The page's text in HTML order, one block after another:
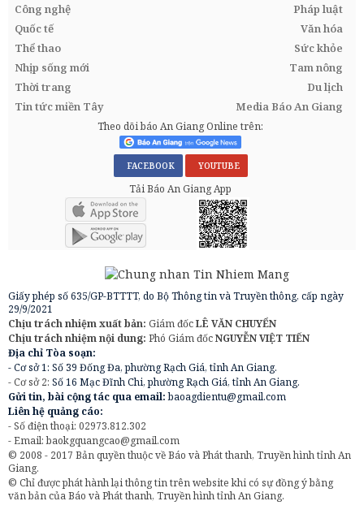
Công nghệ
Pháp luật
Quốc tế
Văn hóa
Thể thao
Sức khỏe
Nhịp sống mới
Tam nông
Thời trang
Du lịch
Tin tức miền Tây
Media Báo An Giang
Theo dõi báo An Giang Online trên:
FACEBOOK YOUTUBE
Tải Báo An Giang App
Giấy phép số 635/GP-BTTTT, do Bộ Thông tin và Truyền thông, cấp ngày
29/9/2021
Chịu trách nhiệm xuất bản: Giám đốcLÊ VĂN CHUYỂN
Chịu trách nhiệm nội dung: Phó Giám đốcNGUYỄN VIỆT TIẾN
Địa chỉ Tòa soạn:
- Cơ sở 1: Số 39 Đống Đa, phường Rạch Giá, tỉnh An Giang.
- Cơ sở 2: Số 16 Mạc Đĩnh Chi, phường Rạch Giá, tỉnh An Giang.
Gửi tin, bài cộng tác qua email:baoagdientu@gmail.com
Liên hệ quảng cáo:
- Số điện thoại: 02973.812.302
- Email:baokgquangcao@gmail.com
© 2008 - 2017 Bản quyền thuộc về Báo và Phát thanh, Truyền hình tỉnh An
Giang.
© Chỉ được phát hành lại thông tin trên website khi có sự đồng ý bằng
văn bản của Báo và Phát thanh, Truyền hình tỉnh An Giang.